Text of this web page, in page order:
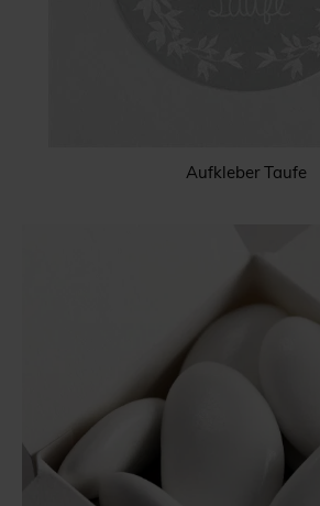
Aufkleber Taufe